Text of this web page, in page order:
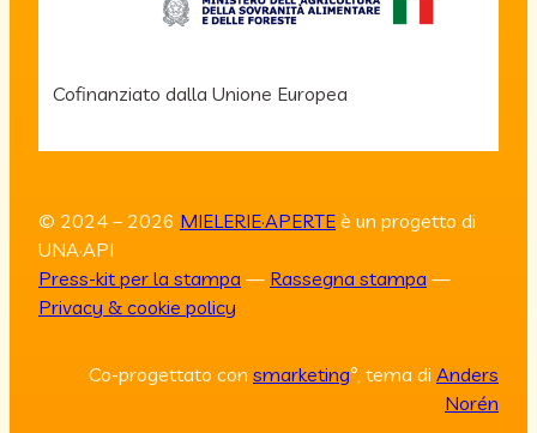
Cofinanziato dalla Unione Europea
© 2024 – 2026 MIELERIE·APERTE è un progetto di
UNA·API
Press-kit per la stampa — Rassegna stampa —
Privacy & cookie policy
Co-progettato con smarketing°, tema di Anders
Norén